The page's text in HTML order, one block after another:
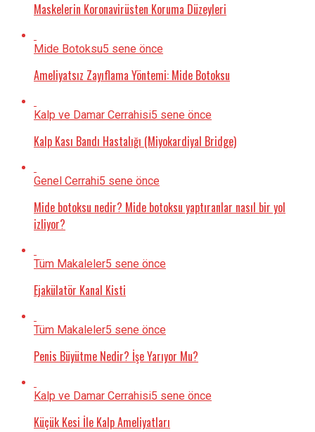
Maskelerin Koronavirüsten Koruma Düzeyleri
Mide Botoksu5 sene önce
Ameliyatsız Zayıflama Yöntemi: Mide Botoksu
Kalp ve Damar Cerrahisi5 sene önce
Kalp Kası Bandı Hastalığı (Miyokardiyal Bridge)
Genel Cerrahi5 sene önce
Mide botoksu nedir? Mide botoksu yaptıranlar nasıl bir yol
izliyor?
Tüm Makaleler5 sene önce
Ejakülatör Kanal Kisti
Tüm Makaleler5 sene önce
Penis Büyütme Nedir? İşe Yarıyor Mu?
Kalp ve Damar Cerrahisi5 sene önce
Küçük Kesi İle Kalp Ameliyatları